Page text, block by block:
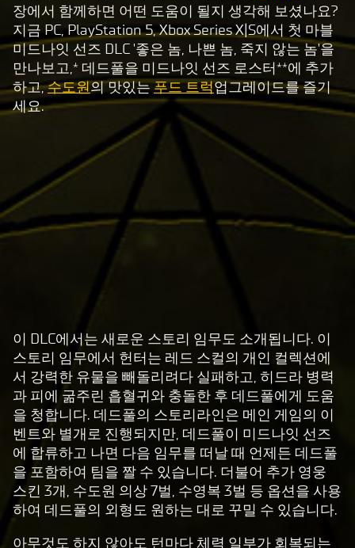
장에서 함께하면 어떤 도움이 될지 생각해 보셨나요?
지금 PC, PlayStation 5, Xbox Series X|S에서 첫 마블
미드나잇 선즈 DLC '좋은 놈, 나쁜 놈, 죽지 않는 놈'을
만나보고,* 데드풀을 미드나잇 선즈 로스터**에 추가
하고,수도원의 맛있는푸드 트럭업그레이드를 즐기
세요.
A
c
c
e
p
t
&
P
l
a
이 DLC에서는 새로운 스토리 임무도 소개됩니다. 이
스토리 임무에서 헌터는 레드 스컬의 개인 컬렉션에
서 강력한 유물을 빼돌리려다 실패하고, 히드라 병력
과 피에 굶주린 흡혈귀와 충돌한 후 데드풀에게 도움
을 청합니다. 데드풀의 스토리라인은 메인 게임의 이
벤트와 별개로 진행되지만, 데드풀이 미드나잇 선즈
에 합류하고 나면 다음 임무를 떠날 때 언제든 데드풀
을 포함하여 팀을 짤 수 있습니다. 더불어 추가 영웅
스킨 3개, 수도원 의상 7벌, 수영복 3벌 등 옵션을 사용
하여 데드풀의 외형도 원하는 대로 꾸밀 수 있습니다.
아무것도 하지 않아도 턴마다 체력 일부가 회복되는